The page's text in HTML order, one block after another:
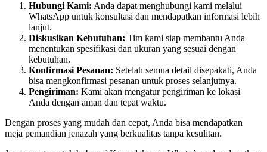
Hubungi Kami: Anda dapat menghubungi kami melalui
WhatsApp untuk konsultasi dan mendapatkan informasi lebih
lanjut.
Diskusikan Kebutuhan: Tim kami siap membantu Anda
menentukan spesifikasi dan ukuran yang sesuai dengan
kebutuhan.
Konfirmasi Pesanan: Setelah semua detail disepakati, Anda
bisa mengkonfirmasi pesanan untuk proses selanjutnya.
Pengiriman: Kami akan mengatur pengiriman ke lokasi
Anda dengan aman dan tepat waktu.
Dengan proses yang mudah dan cepat, Anda bisa mendapatkan
meja pemandian jenazah yang berkualitas tanpa kesulitan.